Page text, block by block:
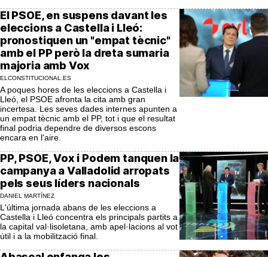
El PSOE, en suspens davant les
eleccions a Castella i Lleó:
pronostiquen un "empat tècnic"
amb el PP però la dreta sumaria
majoria amb Vox
ELCONSTITUCIONAL.ES
A poques hores de les eleccions a Castella i
Lleó, el PSOE afronta la cita amb gran
incertesa. Les seves dades internes apunten a
un empat tècnic amb el PP, tot i que el resultat
final podria dependre de diversos escons
encara en l'aire.
PP, PSOE, Vox i Podem tanquen la
campanya a Valladolid arropats
pels seus líders nacionals
DANIEL MARTÍNEZ
L'última jornada abans de les eleccions a
Castella i Lleó concentra els principals partits a
la capital val·lisoletana, amb apel·lacions al vot
útil i a la mobilització final.